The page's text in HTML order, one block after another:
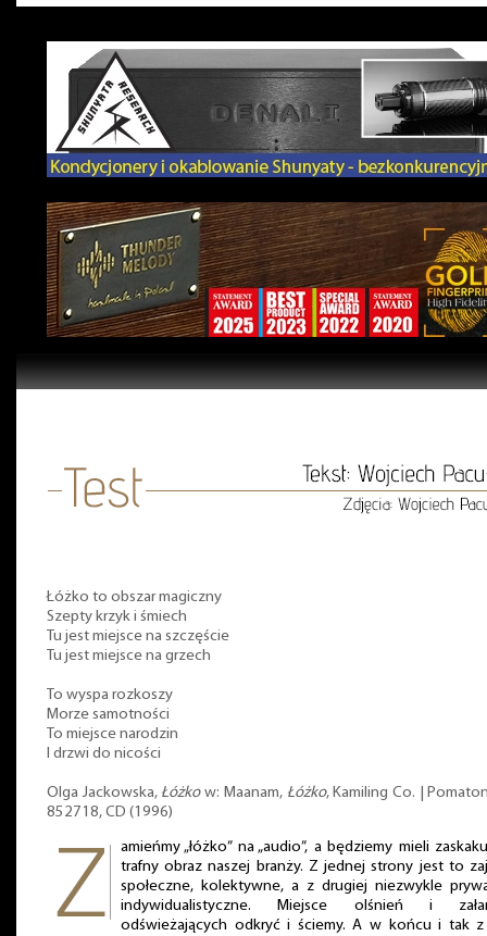
Łóżko to obszar magiczny
Szepty krzyk i śmiech
Tu jest miejsce na szczęście
Tu jest miejsce na grzech
To wyspa rozkoszy
Morze samotności
To miejsce narodzin
I drzwi do nicości
Olga Jackowska,Łóżkow: Maanam, Łóżko, Kamiling Co. |
852718, CD (1996)
amieńmy „łóżko” na „audio”, a będziemy mieli
trafny obraz naszej branży. Z jednej strony jest to
społeczne, kolektywne, a z drugiej niezwykle
indywidualistyczne. Miejsce olśnień i
odświeżających odkryć i ściemy. A w końcu i tak